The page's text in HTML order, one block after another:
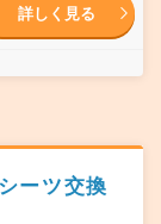
詳しく見る
ーツ交換